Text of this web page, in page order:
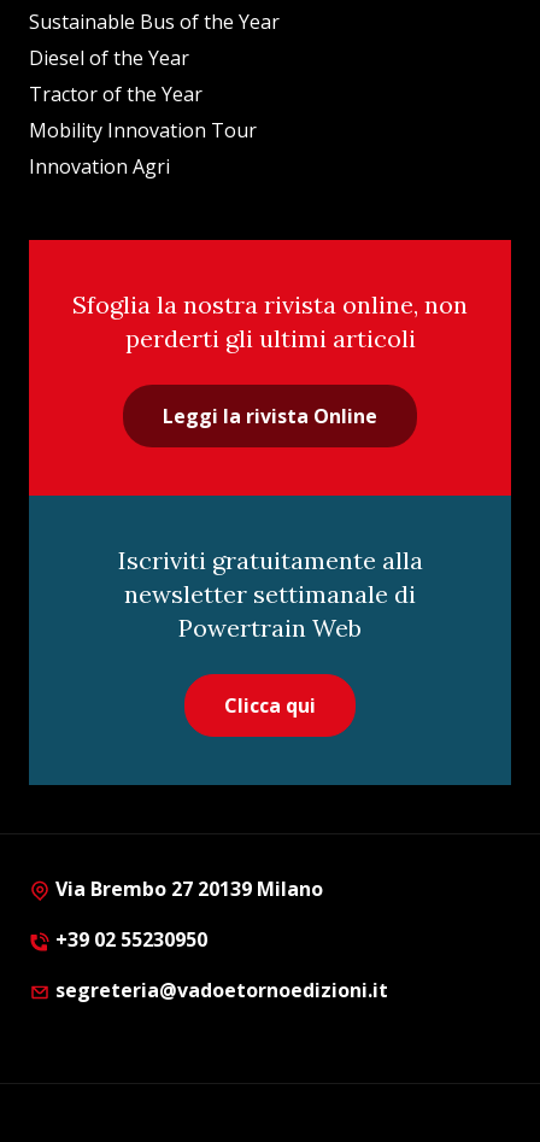
Sustainable Bus of the Year
Diesel of the Year
Tractor of the Year
Mobility Innovation Tour
Innovation Agri
Sfoglia la nostra rivista online, non
perderti gli ultimi articoli
Leggi la rivista Online
Iscriviti gratuitamente alla
newsletter settimanale di
Powertrain Web
Clicca qui
Via Brembo 27 20139 Milano
+39 02 55230950
segreteria@vadoetornoedizioni.it